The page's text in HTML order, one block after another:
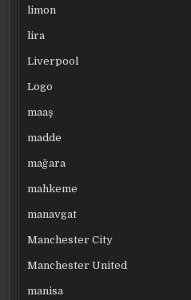
limon
lira
Liverpool
Logo
maaş
madde
mağara
mahkeme
manavgat
Manchester City
Manchester United
manisa